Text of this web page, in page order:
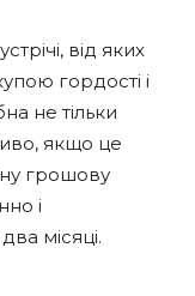
від яких
гордості і
не тільки
якщо це
грошову
і
місяці.